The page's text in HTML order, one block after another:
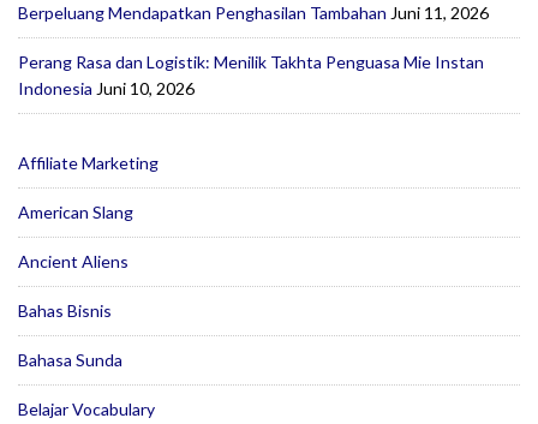
Berpeluang Mendapatkan Penghasilan Tambahan Juni 11, 2026
Perang Rasa dan Logistik: Menilik Takhta Penguasa Mie Instan
Indonesia Juni 10, 2026
Affiliate Marketing
American Slang
Ancient Aliens
Bahas Bisnis
Bahasa Sunda
Belajar Vocabulary